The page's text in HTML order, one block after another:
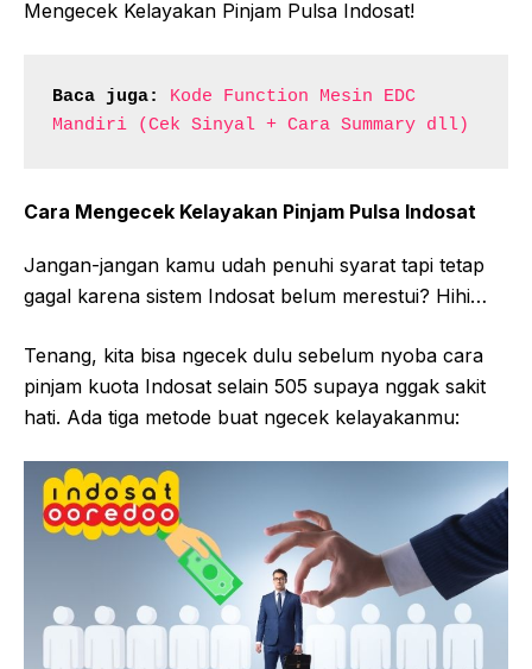
Mengecek Kelayakan Pinjam Pulsa Indosat!
Baca juga:
Kode Function Mesin EDC
Mandiri (Cek Sinyal + Cara Summary dll)
Cara Mengecek Kelayakan Pinjam Pulsa Indosat
Jangan-jangan kamu udah penuhi syarat tapi tetap
gagal karena sistem Indosat belum merestui? Hihi…
Tenang, kita bisa ngecek dulu sebelum nyoba cara
pinjam kuota Indosat selain 505 supaya nggak sakit
hati. Ada tiga metode buat ngecek kelayakanmu: